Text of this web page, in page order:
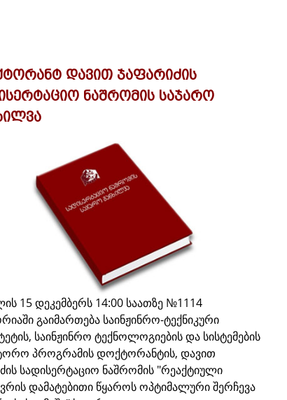
დავით ჯაფარიძის
ნაშრომის საჯარო
15 დეკემბერს 14:00 საათზე №1114
გაიმართება საინჟინრო-ტექნიკური
საინჟინრო ტექნოლოგიების და სისტემების
პროგრამის დოქტორანტის, დავით
სადისერტაციო ნაშრომის "რეაქტიული
დამატებითი წყაროს ოპტიმალური შერჩევა